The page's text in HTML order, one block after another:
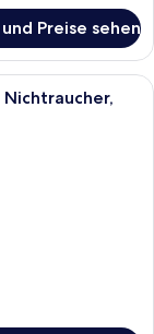
Preise sehen
eingerichtetes